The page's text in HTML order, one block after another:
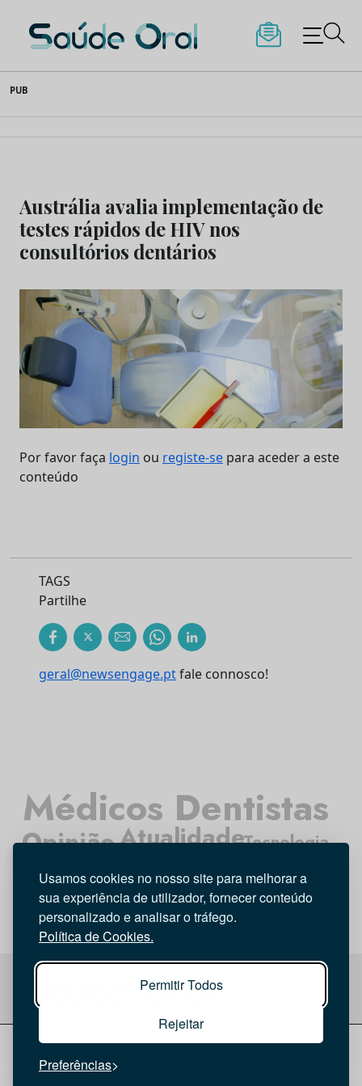
Usamos cookies no nosso site para melhorar a
sua experiência de utilizador, fornecer conteúdo
personalizado e analisar o tráfego.
Política de Cookies.
Permitir Todos
Rejeitar
Preferências
to
content
Saúde Oral
PUB
Austrália avalia implementação de
testes rápidos de HIV nos
consultórios dentários
Por favor faça login ou registe-se para aceder a este
conteúdo
TAGS
Partilhe
geral@newsengage.ptfale connosco!
Atualidade
Médicos Dentistas
Higiene Oral
Entrevista
Opinião Tecnologia
Investigação
Política de privacidade